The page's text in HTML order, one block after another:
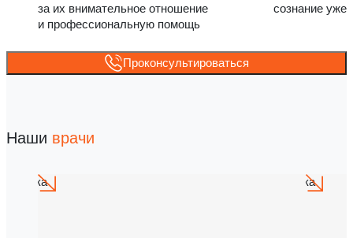
за их внимательное отношение
и профессиональную помощь
сознание уже
Проконсультироваться
Наши врачи